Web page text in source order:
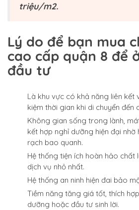
triệu/m2.
Lý do để bạn mua
cao cấp quận 8 để
đầu tư
Là khu vực có khả năng liên kết
kiệm thời gian khi di chuyển đến
Không gian sống trong lành,
kết hợp nghỉ dưỡng hiện đại nhờ
rạch bao quanh.
Hệ thống tiện ích hoàn hảo chất
dịch vụ nhỏ nhất.
Hệ thống an ninh hiện đai bảo
Tiềm năng tăng giá tốt, thích
dưỡng hoặc đầu tư sinh lời.